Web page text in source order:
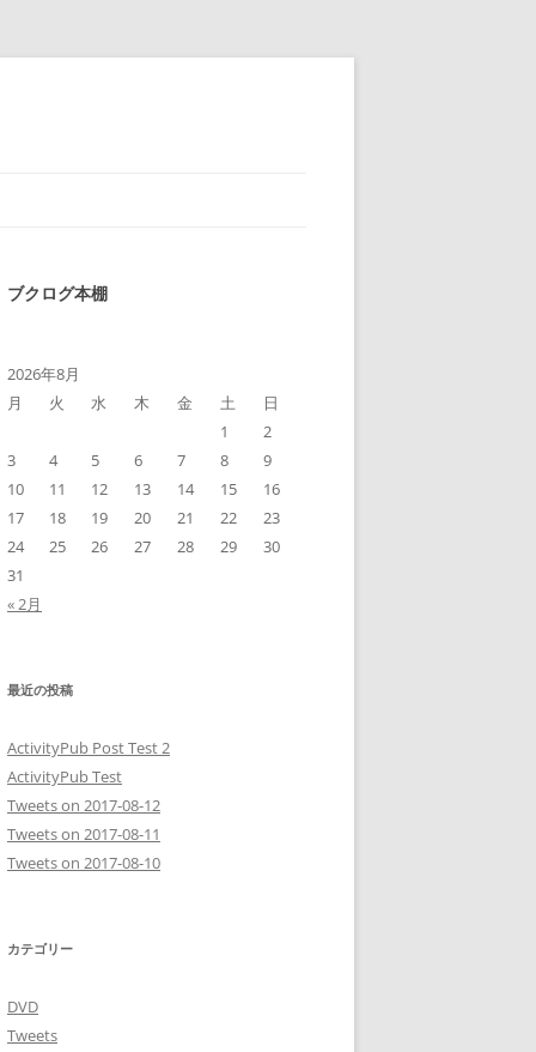
ブクログ本棚
2026年8月
月
火 水 木 金 土
日
1
2
3
4 5 6 7 8
9
10
11 12 13 14 15
16
17
18 19 20 21 22
23
24
25 26 27 28 29
30
31
« 2月
最近の投稿
ActivityPub Post Test 2
ActivityPub Test
Tweets on 2017-08-12
Tweets on 2017-08-11
Tweets on 2017-08-10
カテゴリー
DVD
Tweets